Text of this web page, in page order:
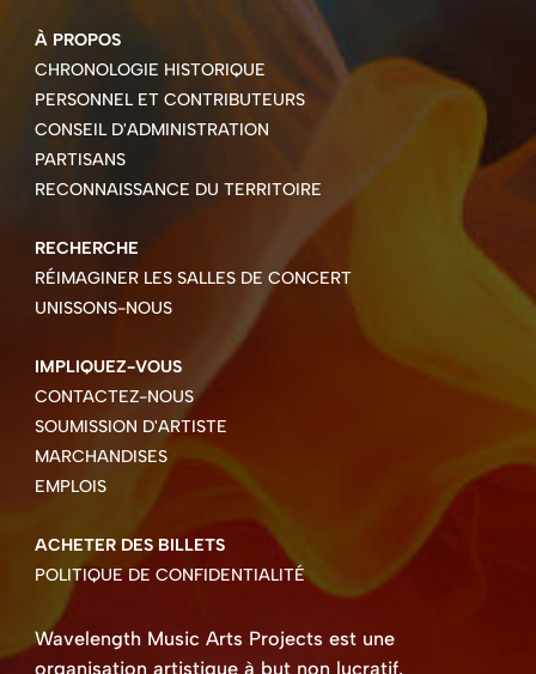
À PROPOS
CHRONOLOGIE HISTORIQUE
PERSONNEL ET CONTRIBUTEURS
CONSEIL D'ADMINISTRATION
PARTISANS
RECONNAISSANCE DU TERRITOIRE
RECHERCHE
RÉIMAGINER LES SALLES DE CONCERT
UNISSONS-NOUS
IMPLIQUEZ-VOUS
CONTACTEZ-NOUS
SOUMISSION D'ARTISTE
MARCHANDISES
EMPLOIS
ACHETER DES BILLETS
POLITIQUE DE CONFIDENTIALITÉ
Wavelength Music Arts Projects est une
organisation artistique à but non lucratif.